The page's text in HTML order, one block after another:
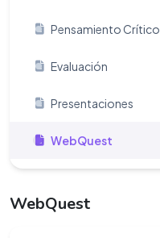
Pensamiento Crítico
Evaluación
Presentaciones
WebQuest
WebQuest